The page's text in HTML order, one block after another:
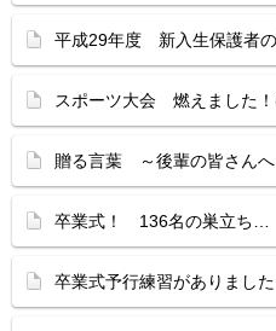
平成29年度 新入生保護
スポーツ大会 燃えました
贈る言葉 ～後輩の皆さんへ
卒業式！ 136名の巣立ち…
卒業式予行練習がありました